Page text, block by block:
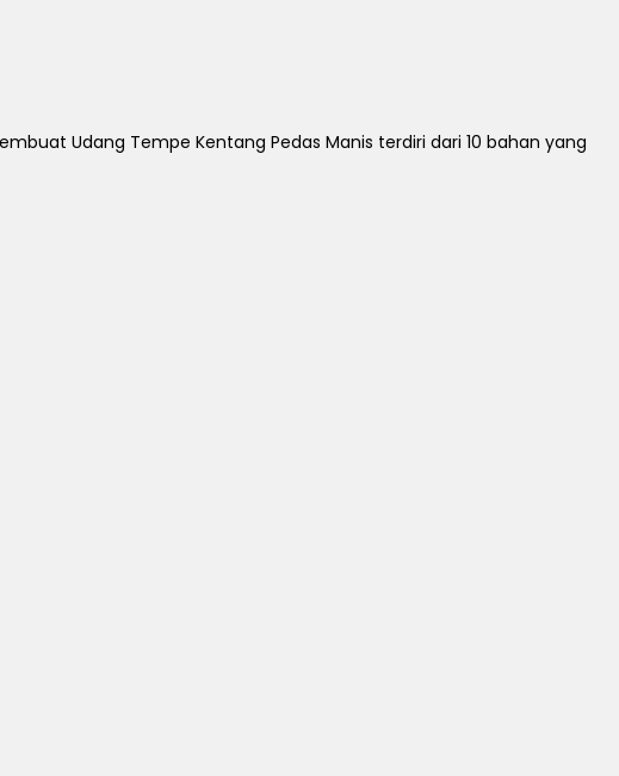
Udang Tempe Kentang Pedas Manis terdiri dari 10 bahan yang